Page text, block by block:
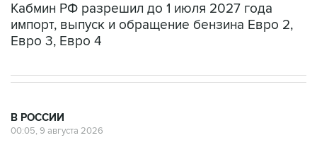
Кабмин РФ разрешил до 1 июля 2027 года
импорт, выпуск и обращение бензина Евро 2,
Евро 3, Евро 4
В РОССИИ
00:05, 9 августа 2026